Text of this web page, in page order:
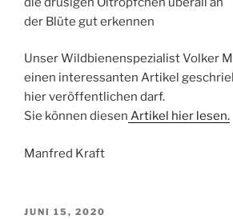
der Blüte gut erkennen
Unser Wildbienenspezialist Volker
einen interessanten Artikel
hier veröffentlichen darf.
Sie können diesen Artikel hier lesen.
Manfred Kraft
VERÖFFENTLICHT
JUNI 15, 2020